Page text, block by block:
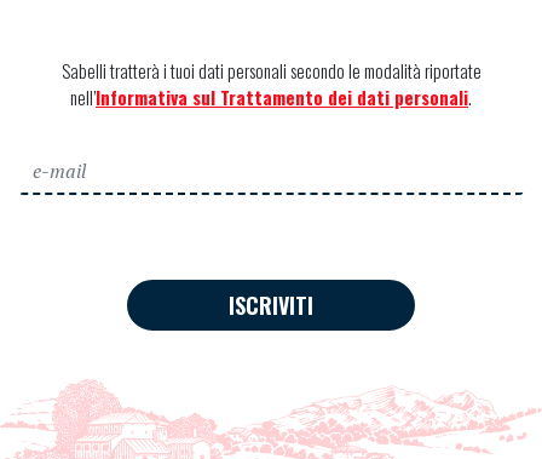
Sabelli tratterà i tuoi dati personali secondo le modalità riportate
nell’Informativa sul Trattamento dei dati personali.
ISCRIVITI